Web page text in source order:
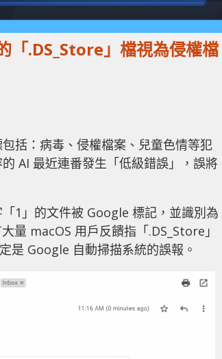
.DS_Store」檔視為侵權檔
括：病毒、侵權檔案、兒童色情等犯
AI 最近連番發生「低級錯誤」，誤將
1」的文件被 Google 標記，並識別為
量 macOS 用戶反饋指「.DS_Store」
是 Google 自動掃描系統的誤報。